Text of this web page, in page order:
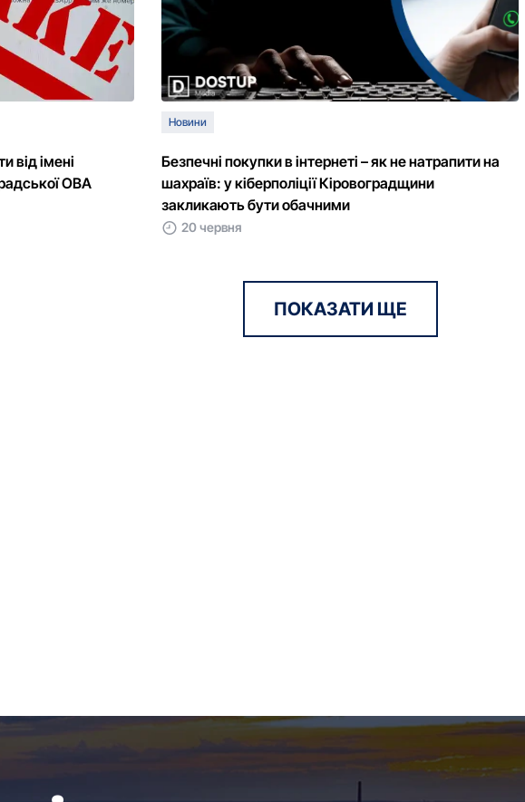
від імені
ОВА
Новини
Безпечні покупки в інтернеті – як не натрапити на
шахраїв: у кіберполіції Кіровоградщини
закликають бути обачними
20 червня
ПОКАЗАТИ ЩЕ